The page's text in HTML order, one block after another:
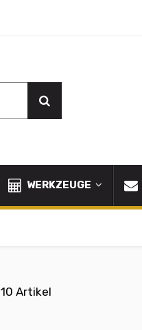
WERKZEUGE
10 Artikel